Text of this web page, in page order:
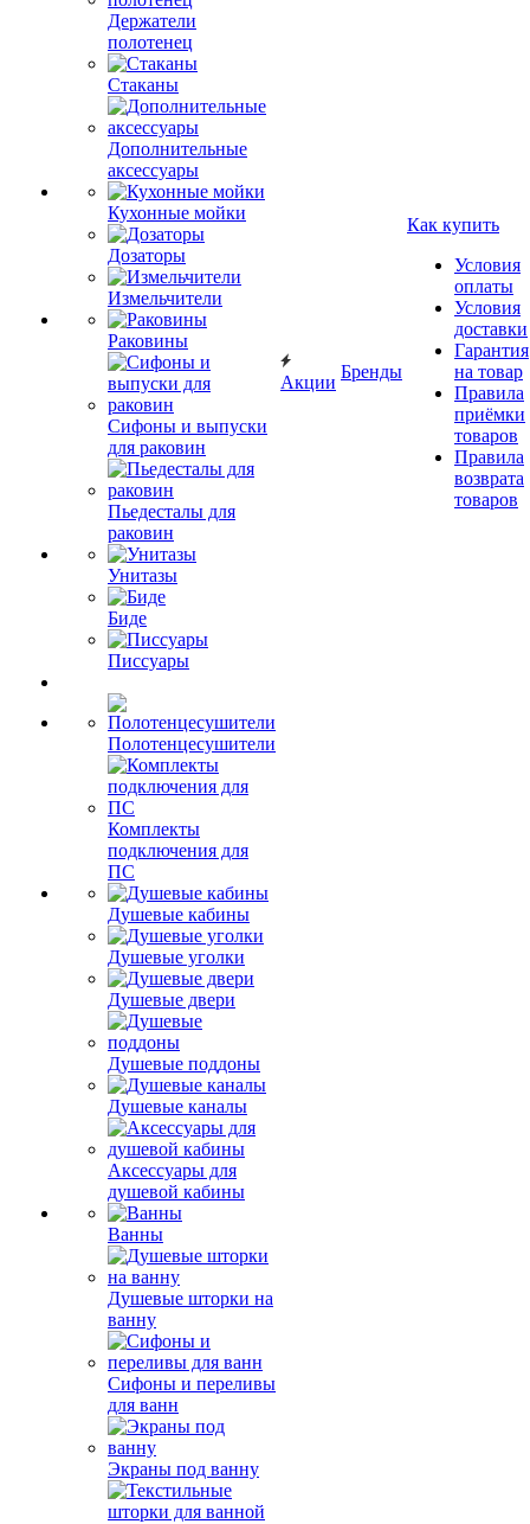
Держатели
полотенец
Стаканы
Дополнительные
аксессуары
Кухонные мойки
Дозаторы
Измельчители
Раковины
Сифоны и выпуски
для раковин
Пьедесталы для
раковин
Унитазы
Биде
Писсуары
Полотенцесушители
Комплекты
подключения для
ПС
Душевые кабины
Душевые уголки
Душевые двери
Душевые поддоны
Душевые каналы
Аксессуары для
душевой кабины
Ванны
Душевые шторки на
ванну
Сифоны и переливы
для ванн
Экраны под ванну
Акции
Бренды
Как купить
Условия
оплаты
Условия
доставки
Гарантия
на товар
Правила
приёмки
товаров
Правила
возврата
товаров